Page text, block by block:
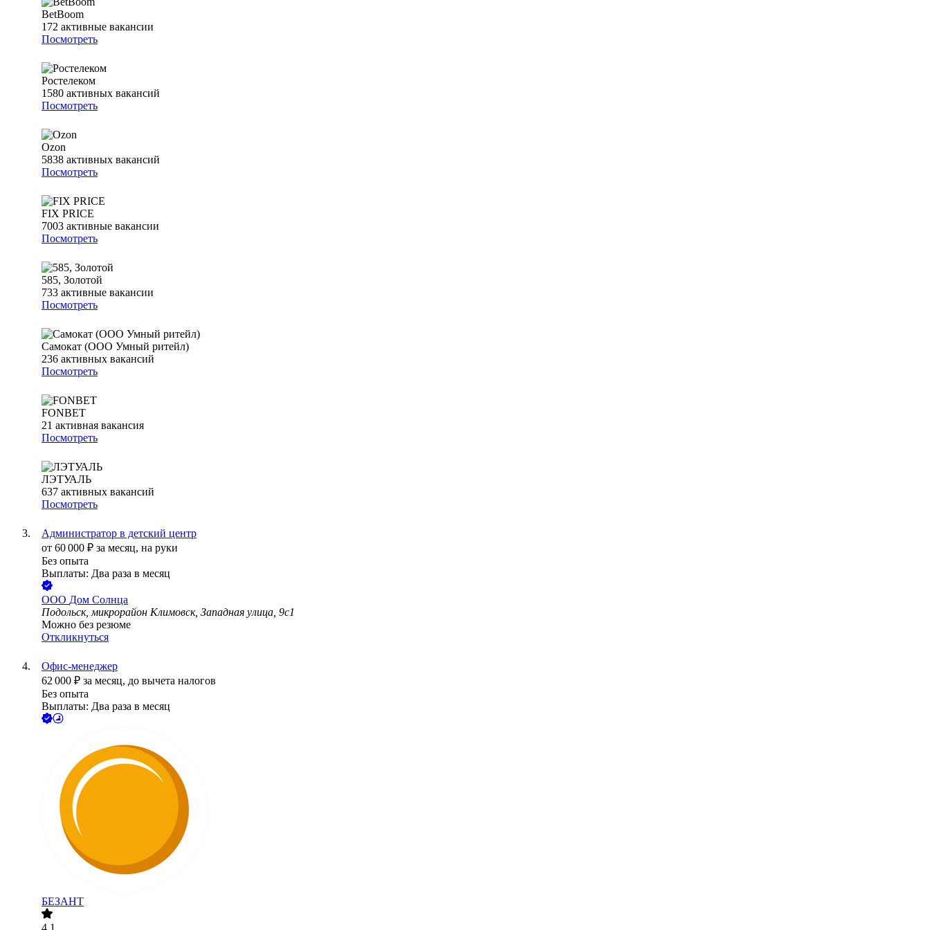
BetBoom
172 активные вакансии
Посмотреть
Ростелеком
1580 активных вакансий
Посмотреть
Ozon
5838 активных вакансий
Посмотреть
FIX PRICE
7003 активные вакансии
Посмотреть
585, Золотой
733 активные вакансии
Посмотреть
Самокат (ООО Умный ритейл)
236 активных вакансий
Посмотреть
FONBET
21 активная вакансия
Посмотреть
ЛЭТУАЛЬ
637 активных вакансий
Посмотреть
Администратор в детский центр
от 60 000 ₽ за месяц, на руки
Без опыта
Выплаты: Два раза в месяц
ООО Дом Солнца
Подольск, микрорайон Климовск, Западная улица, 9с1
Можно без резюме
Откликнуться
Офис-менеджер
62 000 ₽ за месяц, до вычета налогов
Без опыта
Выплаты: Два раза в месяц
БЕЗАНТ